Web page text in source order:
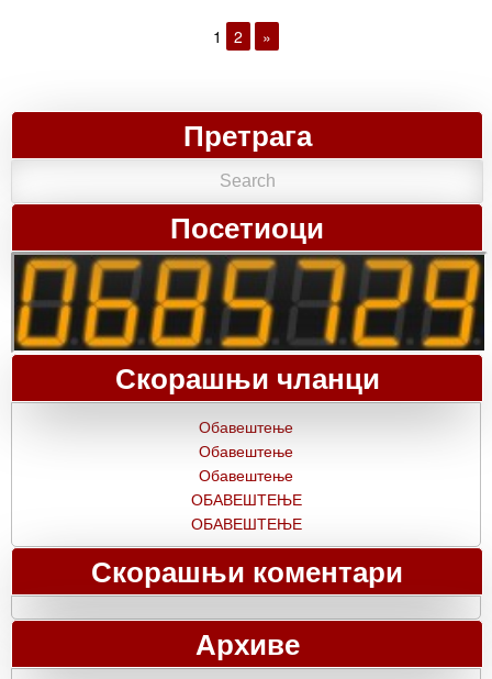
1 2 »
Претрага
Посетиоци
Скорашњи чланци
Обавештење
Обавештење
Обавештење
ОБАВЕШТЕЊЕ
ОБАВЕШТЕЊЕ
Скорашњи коментари
Архиве